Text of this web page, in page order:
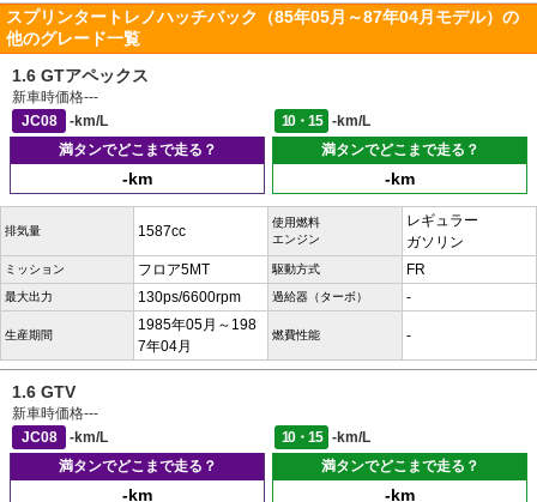
スプリンタートレノハッチバック（85年05月～87年04月モデル）の
他のグレード一覧
1.6 GTアペックス
新車時価格---
JC08
-km/L 10・15
-km/L
満タンでどこまで走る？
-km
満タンでどこまで走る？
-km
排気量 1587cc
使用燃料
エンジン
レギュラー
ガソリン
ミッション フロア5MT 駆動方式 FR
最大出力 130ps/6600rpm 過給器（ターボ） -
生産期間
1985年05月～198
7年04月
燃費性能 -
1.6 GTV
新車時価格---
JC08
-km/L 10・15
-km/L
満タンでどこまで走る？
-km
満タンでどこまで走る？
-km